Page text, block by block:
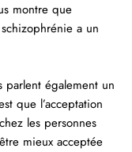
montre que
a un
parlent également un
que l’acceptation
les personnes
mieux acceptée